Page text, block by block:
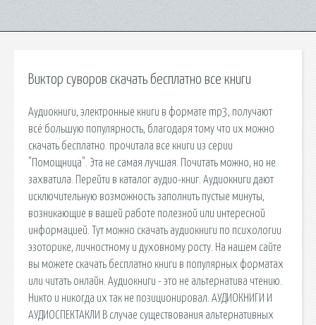
Виктор суворов скачать бесплатно все книги
Аудиокниги, электронные книги в формате mp3, получают
всё большую популярность, благодаря тому что их можно
скачать бесплатно. прочитала все книги из серии
"Помощница". Эта не самая лучшая. Почитать можно, но не
захватила. Перейти в каталог аудио-книг. Аудиокниги дают
исключительную возможность заполнить пустые минуты,
возникающие в вашей работе полезной или интересной
информацией. Тут можно скачать аудиокниги по психологии
эзоторике, личностному и духовному росту. На нашем сайте
вы можете скачать бесплатно книги в популярных форматах
или читать онлайн. Аудиокниги - это не альтернатива чтению.
Никто и никогда их так не позиционировал. АУДИОКНИГИ И
АУДИОСПЕКТАКЛИ В случае существования альтернативных